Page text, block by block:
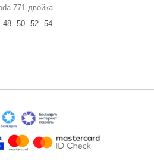
771 двойка
48 50 52 54